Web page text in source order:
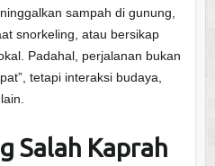
sampah di gunung,
snorkeling, atau bersikap
Padahal, perjalanan bukan
tetapi interaksi budaya,
Salah Kaprah